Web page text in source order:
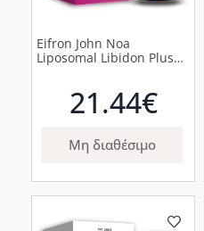
Eifron John Noa
Liposomal Libidon Plus
21.44€
Μη διαθέσιμο